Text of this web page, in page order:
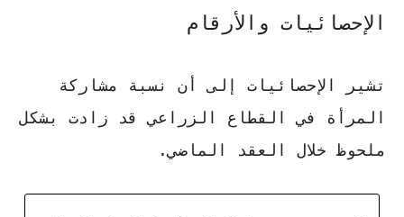
الإحصائيات والأرقام
تشير الإحصائيات إلى أن نسبة مشاركة
المرأة في القطاع الزراعي قد زادت بشكل
ملحوظ خلال العقد الماضي.